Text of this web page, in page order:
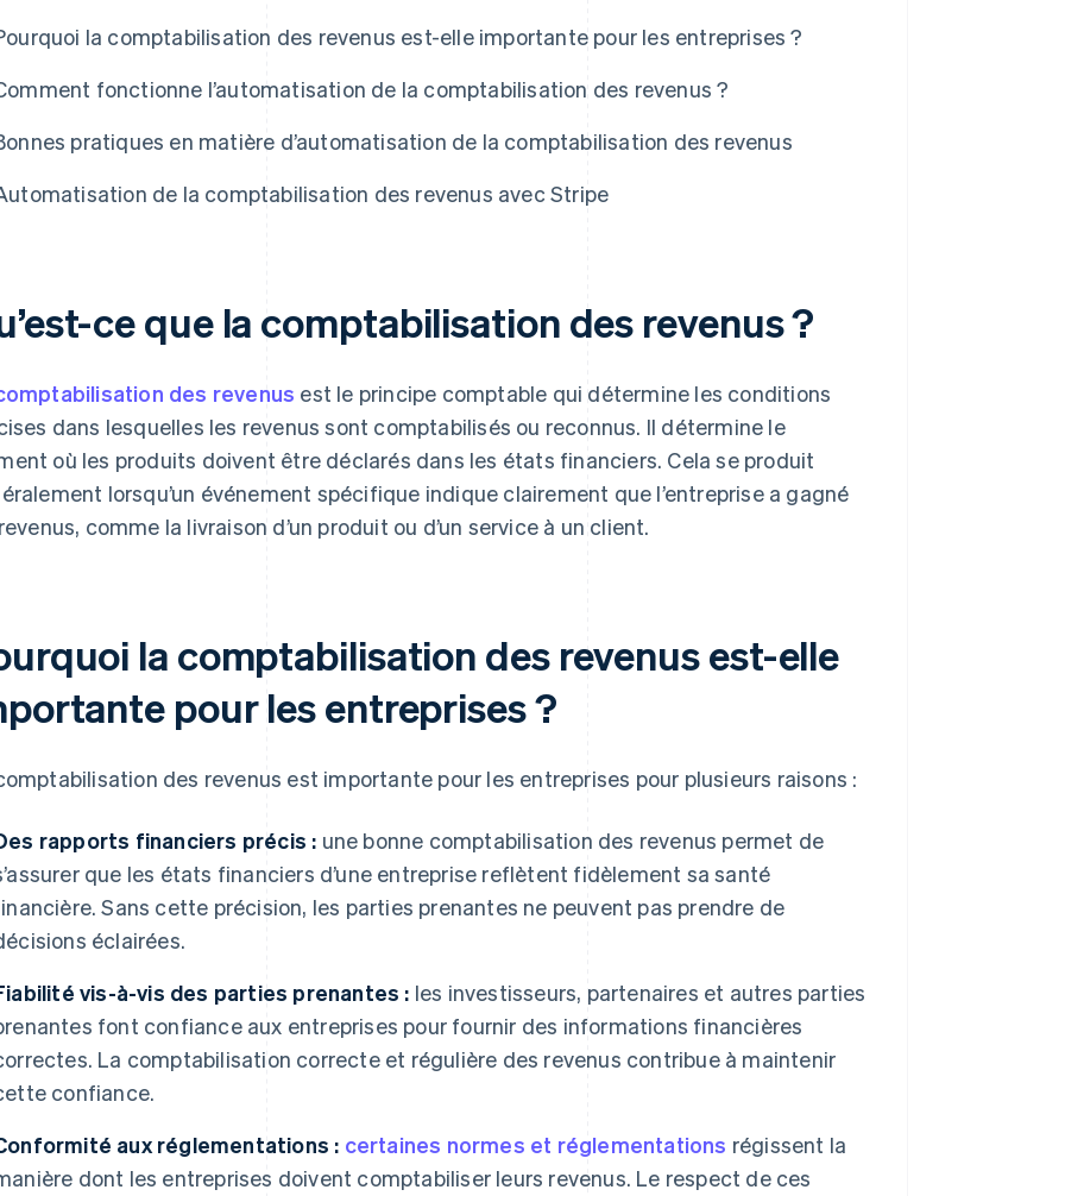
la comptabilisation des revenus est-elle importante pour les entreprises ?
fonctionne l’automatisation de la comptabilisation des revenus ?
pratiques en matière d’automatisation de la comptabilisation des revenus
de la comptabilisation des revenus avec Stripe
ce que la comptabilisation des revenus ?
des revenus est le principe comptable qui détermine les conditions
dans lesquelles les revenus sont comptabilisés ou reconnus. Il détermine le
où les produits doivent être déclarés dans les états financiers. Cela se produit
lorsqu’un événement spécifique indique clairement que l’entreprise a gagné
comme la livraison d’un produit ou d’un service à un client.
la comptabilisation des revenus est-elle
pour les entreprises ?
des revenus est importante pour les entreprises pour plusieurs raisons :
rapports financiers précis : une bonne comptabilisation des revenus permet de
que les états financiers d’une entreprise reflètent fidèlement sa santé
Sans cette précision, les parties prenantes ne peuvent pas prendre de
éclairées.
vis-à-vis des parties prenantes : les investisseurs, partenaires et autres parties
font confiance aux entreprises pour fournir des informations financières
La comptabilisation correcte et régulière des revenus contribue à maintenir
confiance.
aux réglementations : certaines normes et réglementations régissent la
dont les entreprises doivent comptabiliser leurs revenus. Le respect de ces